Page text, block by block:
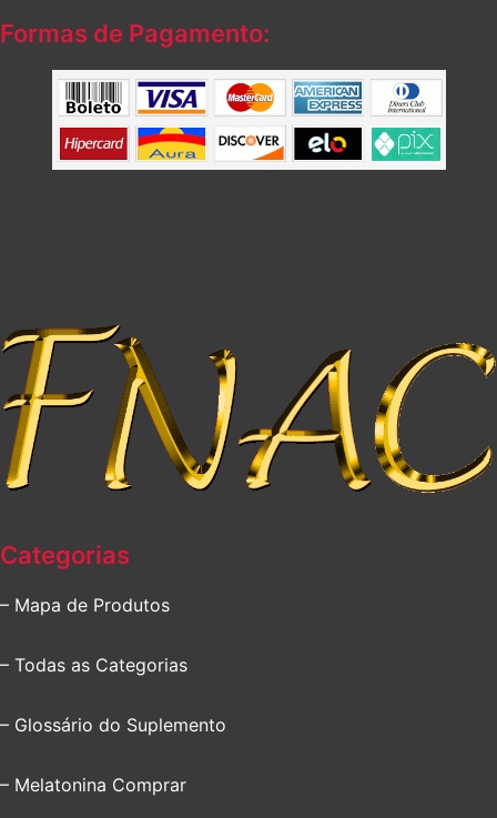
Formas de Pagamento:
Categorias
– Mapa de Produtos
– Todas as Categorias
– Glossário do Suplemento
– Melatonina Comprar